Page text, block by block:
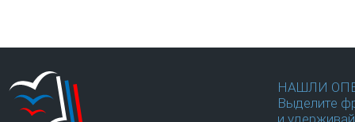
НАШЛИ
Выделите
и